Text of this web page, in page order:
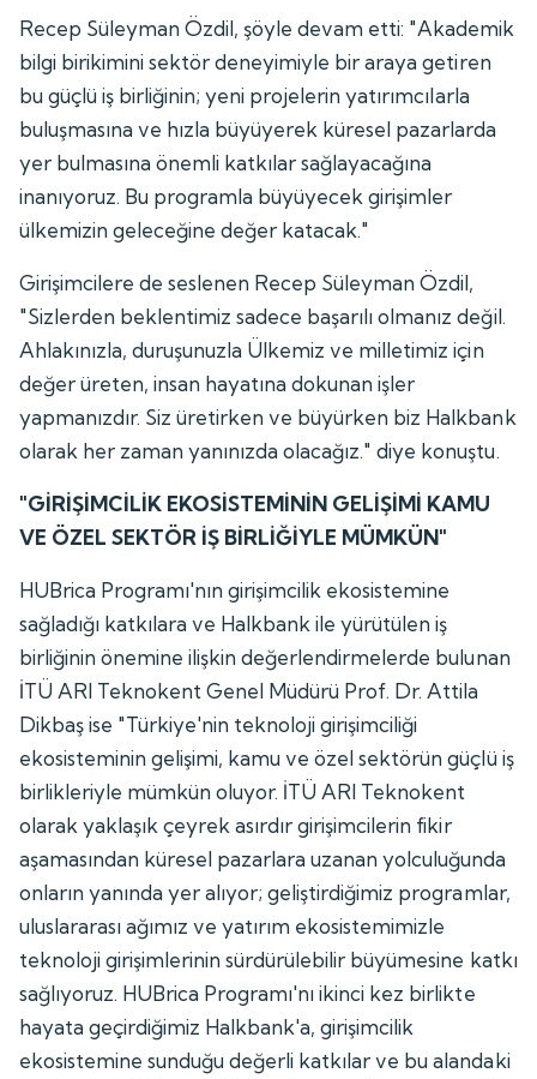
Recep Süleyman Özdil, şöyle devam etti: "Akademik
bilgi birikimini sektör deneyimiyle bir araya getiren
bu güçlü iş birliğinin; yeni projelerin yatırımcılarla
buluşmasına ve hızla büyüyerek küresel pazarlarda
yer bulmasına önemli katkılar sağlayacağına
inanıyoruz. Bu programla büyüyecek girişimler
ülkemizin geleceğine değer katacak."
Girişimcilere de seslenen Recep Süleyman Özdil,
"Sizlerden beklentimiz sadece başarılı olmanız değil.
Ahlakınızla, duruşunuzla Ülkemiz ve milletimiz için
değer üreten, insan hayatına dokunan işler
yapmanızdır. Siz üretirken ve büyürken biz Halkbank
olarak her zaman yanınızda olacağız." diye konuştu.
"GİRİŞİMCİLİK EKOSİSTEMİNİN GELİŞİMİ KAMU
VE ÖZEL SEKTÖR İŞ BİRLİĞİYLE MÜMKÜN"
HUBrica Programı'nın girişimcilik ekosistemine
sağladığı katkılara ve Halkbank ile yürütülen iş
birliğinin önemine ilişkin değerlendirmelerde bulunan
İTÜ ARI Teknokent Genel Müdürü Prof. Dr. Attila
Dikbaş ise "Türkiye'nin teknoloji girişimciliği
ekosisteminin gelişimi, kamu ve özel sektörün güçlü iş
birlikleriyle mümkün oluyor. İTÜ ARI Teknokent
olarak yaklaşık çeyrek asırdır girişimcilerin fikir
aşamasından küresel pazarlara uzanan yolculuğunda
onların yanında yer alıyor; geliştirdiğimiz programlar,
uluslararası ağımız ve yatırım ekosistemimizle
teknoloji girişimlerinin sürdürülebilir büyümesine katkı
sağlıyoruz. HUBrica Programı'nı ikinci kez birlikte
hayata geçirdiğimiz Halkbank'a, girişimcilik
ekosistemine sunduğu değerli katkılar ve bu alandaki